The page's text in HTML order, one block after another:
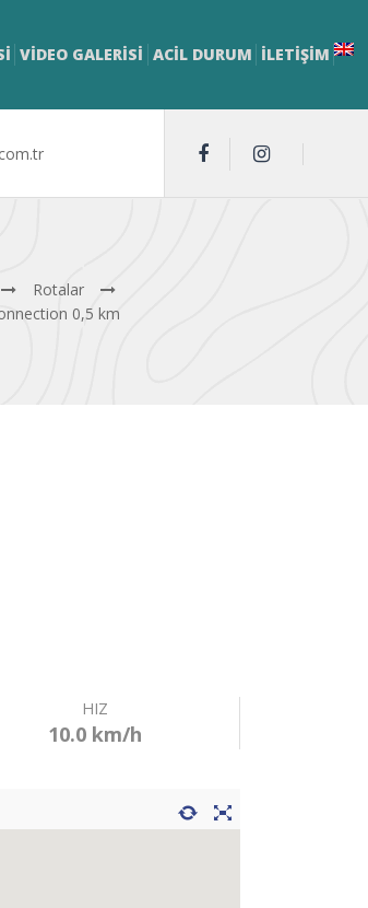
VİDEO GALERİSİ ACİL DURUM İLETIŞIM
Rotalar
0,5 km
HIZ
10.0 km/h